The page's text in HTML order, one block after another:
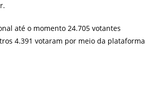
até o momento 24.705 votantes
4.391 votaram por meio da plataforma